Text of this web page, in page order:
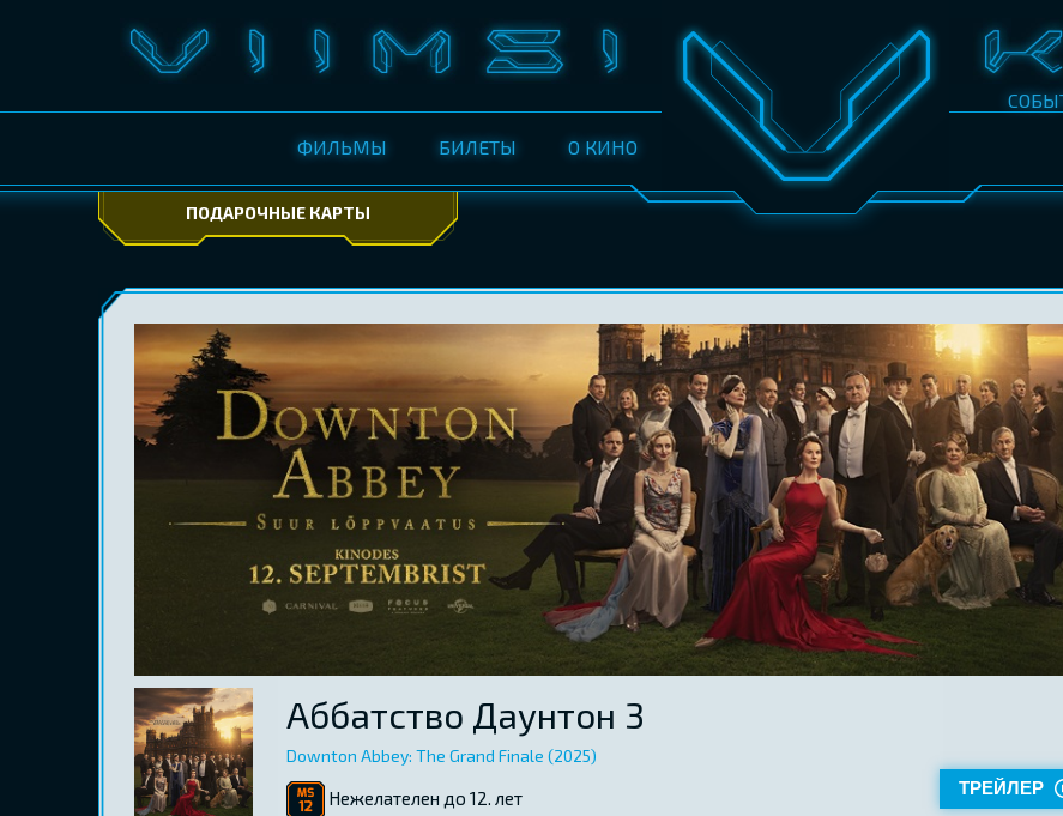
ФИЛЬМЫ БИЛЕТЫ О КИНО
ПОДАРОЧНЫЕ КАРТЫ
Аббатство Даунтон 3
Downton Abbey: The Grand Finale (2025)
Нежелателен до 12. лет
ТРЕЙЛЕР